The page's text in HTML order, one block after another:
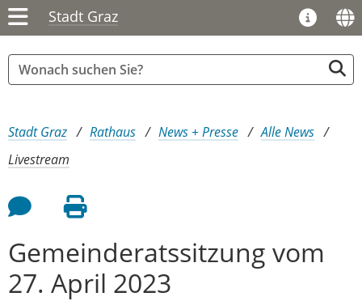
Stadt Graz
Sie sind hier:
Stadt Graz Rathaus News + Presse
Alle News
Livestream
Feedback an Autor
Seite drucken
Gemeinderatssitzung vom
27. April 2023